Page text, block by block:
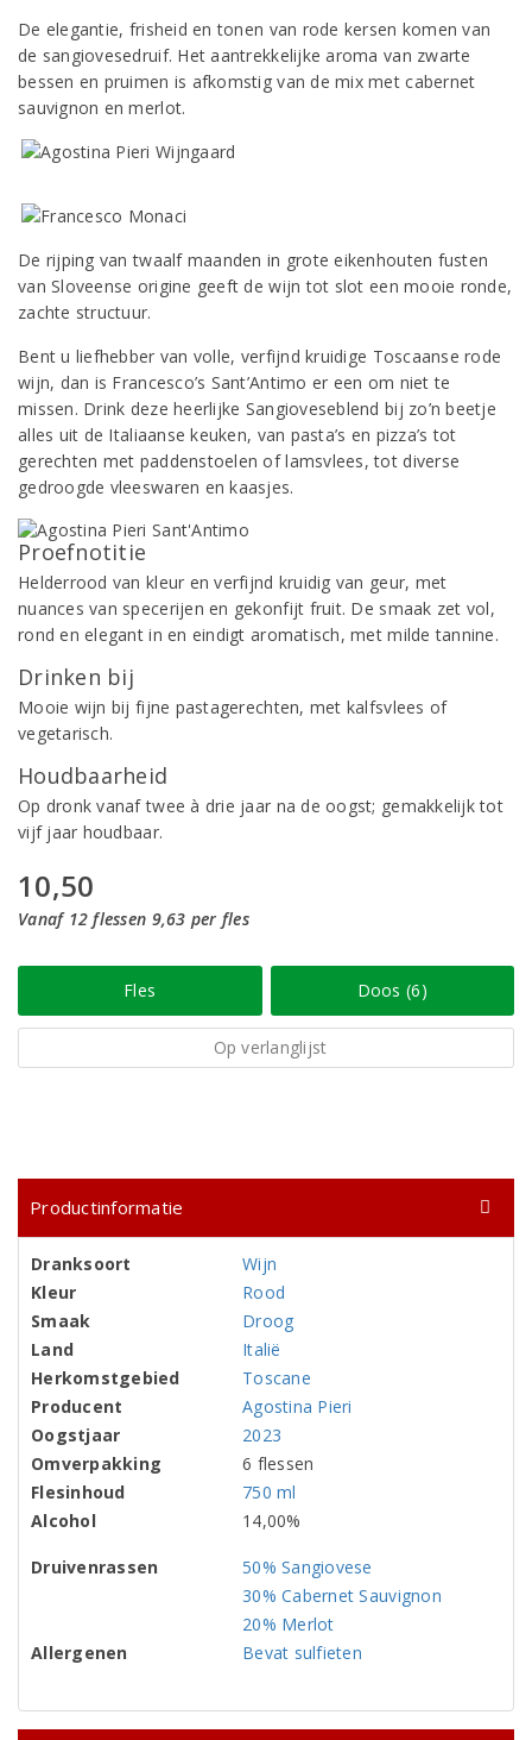
De elegantie, frisheid en tonen van rode kersen komen van
de sangiovesedruif. Het aantrekkelijke aroma van zwarte
bessen en pruimen is afkomstig van de mix met cabernet
sauvignon en merlot.
De rijping van twaalf maanden in grote eikenhouten fusten
van Sloveense origine geeft de wijn tot slot een mooie ronde,
zachte structuur.
Bent u liefhebber van volle, verfijnd kruidige Toscaanse rode
wijn, dan is Francesco’s Sant’Antimo er een om niet te
missen. Drink deze heerlijke Sangioveseblend bij zo’n beetje
alles uit de Italiaanse keuken, van pasta’s en pizza’s tot
gerechten met paddenstoelen of lamsvlees, tot diverse
gedroogde vleeswaren en kaasjes.
Proefnotitie
Helderrood van kleur en verfijnd kruidig van geur, met
nuances van specerijen en gekonfijt fruit. De smaak zet vol,
rond en elegant in en eindigt aromatisch, met milde tannine.
Drinken bij
Mooie wijn bij fijne pastagerechten, met kalfsvlees of
vegetarisch.
Houdbaarheid
Op dronk vanaf twee à drie jaar na de oogst; gemakkelijk tot
vijf jaar houdbaar.
10,50
Vanaf 12 flessen 9,63 per fles
Fles Doos (6)
Op verlanglijst
Productinformatie
Dranksoort
Wijn
Kleur
Rood
Smaak
Droog
Land
Italië
Herkomstgebied
Toscane
Producent
Agostina Pieri
Oogstjaar
2023
Omverpakking
6 flessen
Flesinhoud
750 ml
Alcohol
14,00%
Druivenrassen
50% Sangiovese
30% Cabernet Sauvignon
20% Merlot
Allergenen
Bevat sulfieten